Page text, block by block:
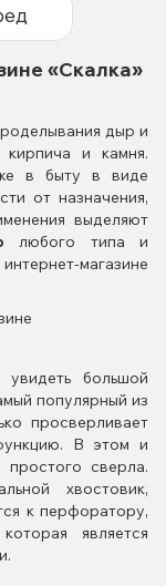
«Скалка»
дыр и
кирпича и камня.
в быту в виде
от назначения,
выделяют
любого типа и
магазине
большой
популярный из
просверливает
В этом и
сверла.
хвостовик,
к перфоратору,
является